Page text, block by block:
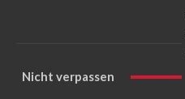
Nicht verpassen